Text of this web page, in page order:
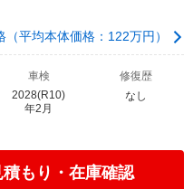
平均本体価格：122万円）
車検
2028(R10)
年2月
修復歴
なし
積もり・在庫確認